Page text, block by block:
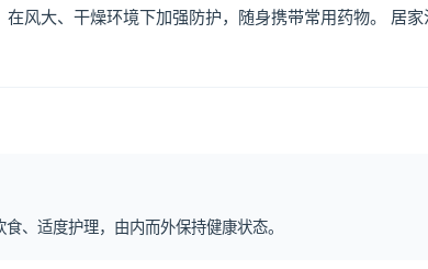
风大、干燥环境下加强防护，随身携带常用药物。 居家
、适度护理，由内而外保持健康状态。